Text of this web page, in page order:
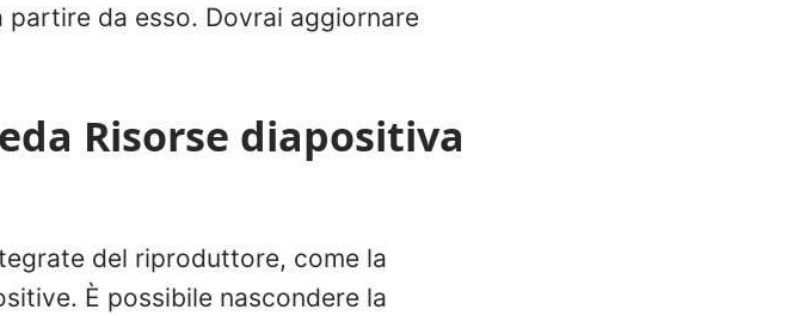
da esso. Dovrai aggiornare
Risorse diapositiva
del riproduttore, come la
È possibile nascondere la